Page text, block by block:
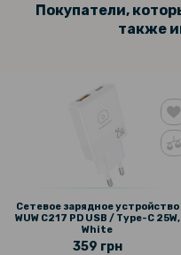
Покупатели,
также
Сетевое зарядное устройство
WUW C217 PD USB / Type-C 25W,
White
359 грн